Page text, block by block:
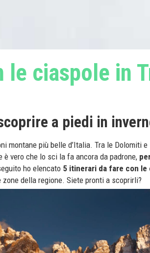
le ciaspole in
a piedi in
montane più belle d’Italia. Tra le Dolomiti
vero che lo sci la fa ancora da padrone,
ho elencato 5 itinerari da fare con
della regione. Siete pronti a scoprirli?